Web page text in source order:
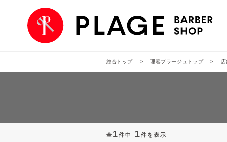
総合トップ 理容プラージュトップ
全 1件中 1件を表示